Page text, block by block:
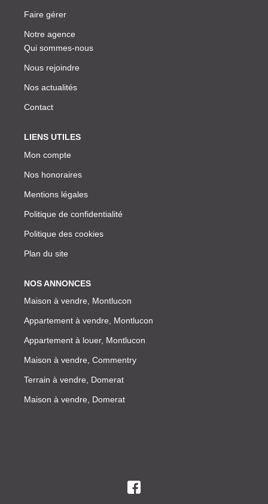
Faire gérer
Notre agence
Qui sommes-nous
Nous rejoindre
Nos actualités
Contact
LIENS UTILES
Mon compte
Nos honoraires
Mentions légales
Politique de confidentialité
Politique des cookies
Plan du site
NOS ANNONCES
Maison à vendre, Montlucon
Appartement à vendre, Montlucon
Appartement à louer, Montlucon
Maison à vendre, Commentry
Terrain à vendre, Domerat
Maison à vendre, Domerat